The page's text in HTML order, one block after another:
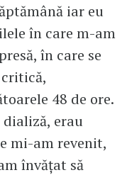
iar eu
în care m-am
în care se
48 de ore.
dializă, erau
mi-am revenit,
învățat să